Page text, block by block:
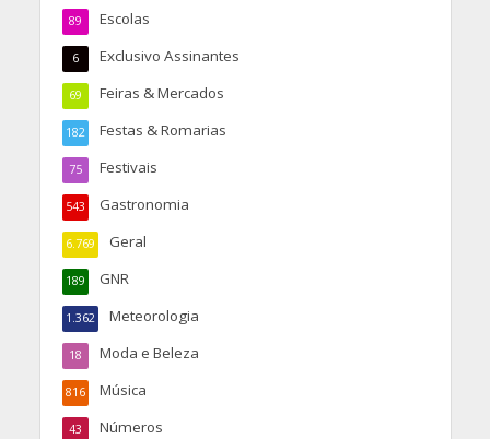
Escolas
89
Exclusivo Assinantes
6
Feiras & Mercados
69
Festas & Romarias
182
Festivais
75
Gastronomia
543
Geral
6.769
GNR
189
Meteorologia
1.362
Moda e Beleza
18
Música
816
Números
43